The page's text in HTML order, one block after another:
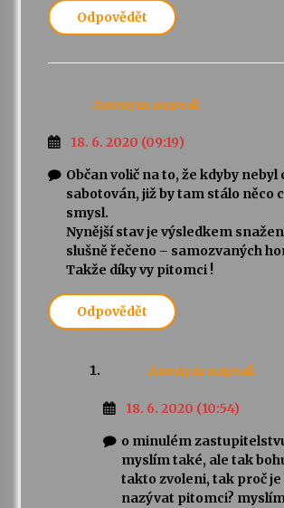
Odpovědět
Anonym napsal:
18. 6. 2020 (09:19)
Občan volič na to, že kdyby
sabotován, již by tam stálo něco
smysl.
Nynější stav je výsledkem
slušně řečeno – samozvaných
Takže díky vy pitomci !
Odpovědět
Anonym napsal:
18. 6. 2020 (10:54)
o minulém
myslím také, ale tak
takto zvoleni, tak proč je
nazývat pitomci?